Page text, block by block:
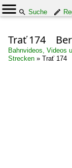
Suche
Trať 174
Bahnvideos, Videos
Strecken » Trať 174